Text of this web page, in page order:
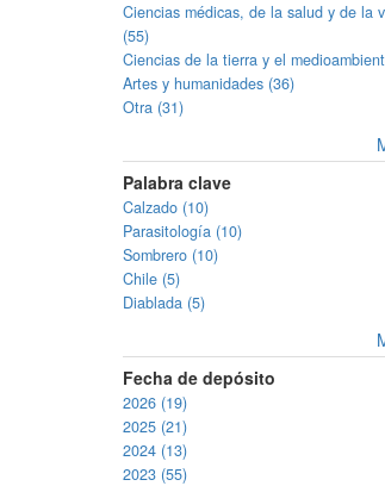
Ciencias médicas, de la salud y de la
(55)
Ciencias de la tierra y el
Artes y humanidades (36)
Otra (31)
Palabra clave
Calzado (10)
Parasitología (10)
Sombrero (10)
Chile (5)
Diablada (5)
Fecha de depósito
2026 (19)
2025 (21)
2024 (13)
2023 (55)